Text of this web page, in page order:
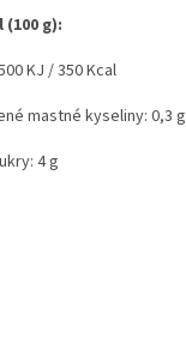
g):
KJ / 350 Kcal
mastné kyseliny: 0,3 g
4 g